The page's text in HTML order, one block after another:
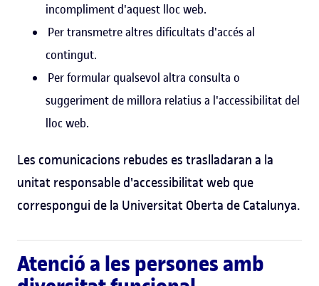
incompliment d'aquest lloc web.
Per transmetre altres dificultats d'accés al
contingut.
Per formular qualsevol altra consulta o
suggeriment de millora relatius a l'accessibilitat del
lloc web.
Les comunicacions rebudes es traslladaran a la
unitat responsable d'accessibilitat web que
correspongui de la Universitat Oberta de Catalunya.
Atenció a les persones amb